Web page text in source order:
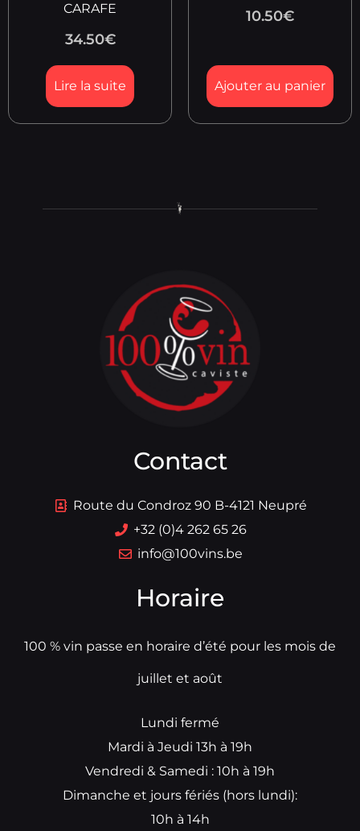
CARAFE
34.50€
Lire la suite
10.50€
Ajouter au panier
Contact
Route du Condroz 90 B-4121 Neupré
+32 (0)4 262 65 26
info@100vins.be
Horaire
100 % vin passe en horaire d’été pour les mois de
juillet et août
Lundi fermé
Mardi à Jeudi 13h à 19h
Vendredi & Samedi : 10h à 19h
Dimanche et jours fériés (hors lundi):
10h à 14h